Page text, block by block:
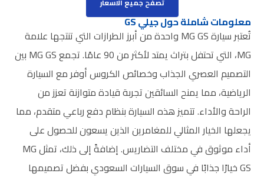
معلومات شاملة حول جيلي GS
تُعتبر سيارة MG GS واحدة من أبرز الطرازات التي تنتجها علامة
MG، التي تحتفل بتراث يمتد لأكثر من 90 عامًا. تجمع MG GS بين
التصميم العصري الجذاب وخصائص الكروس أوفر مع السيارة
الرياضية، مما يمنح السائقين تجربة قيادة متوازنة تعزز من
الراحة والأداء. تتميز هذه السيارة بنظام دفع رباعي متقدم، مما
يجعلها الخيار المثالي للمغامرين الذين يسعون للحصول على
أداء موثوق في مختلف التضاريس. إضافةً إلى ذلك، تمثل MG
GS خيارًا جذابًا في سوق السيارات السعودي بفضل تصميمها